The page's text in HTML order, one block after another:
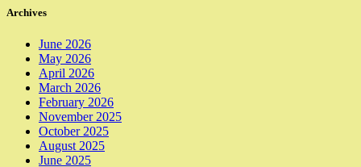
Archives
June 2026
May 2026
April 2026
March 2026
February 2026
November 2025
October 2025
August 2025
June 2025